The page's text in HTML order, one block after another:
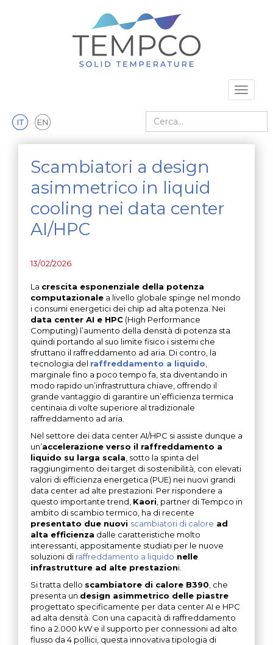
Toggle
Cerca nel sito
Scambiatori a design
asimmetrico in liquid
cooling nei data center
AI/HPC
13/02/2026
La crescita esponenziale della potenza
computazionale a livello globale spinge nel mondo
i consumi energetici dei chip ad alta potenza. Nei
data center AI e HPC (High Performance
Computing) l’aumento della densità di potenza sta
quindi portando al suo limite fisico i sistemi che
sfruttano il raffreddamento ad aria. Di contro, la
tecnologia del raffreddamento a liquido
marginale fino a poco tempo fa, sta diventando in
modo rapido un’infrastruttura chiave, offrendo il
grande vantaggio di garantire un’efficienza termica
centinaia di volte superiore al tradizionale
raffreddamento ad aria.
Nel settore dei data center AI/HPC si assiste dunque a
un’accelerazione verso il raffreddamento a
liquido su larga scala , sotto la spinta del
raggiungimento dei target di sostenibilità, con elevati
valori di efficienza energetica (PUE) nei nuovi grandi
data center ad alte prestazioni. Per rispondere a
questo importante trend, Kaori , partner di Tempco in
ambito di scambio termico, ha di recente
presentato due nuovi scambiatori di calore ad
alta efficienza dalle caratteristiche molto
interessanti, appositamente studiati per le nuove
soluzioni di raffreddamento a liquido nelle
infrastrutture ad alte prestazioni.
Si tratta dello scambiatore di calore B390 , che
presenta un design asimmetrico delle piastre
progettato specificamente per data center AI e HPC
ad alta densità. Con una capacità di raffreddamento
fino a 2.000 kW e il supporto per connessioni ad alto
flusso da 4 pollici, questa innovativa tipologia di